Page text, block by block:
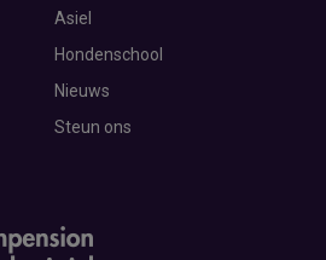
Asiel
Hondenschool
Nieuws
Steun ons